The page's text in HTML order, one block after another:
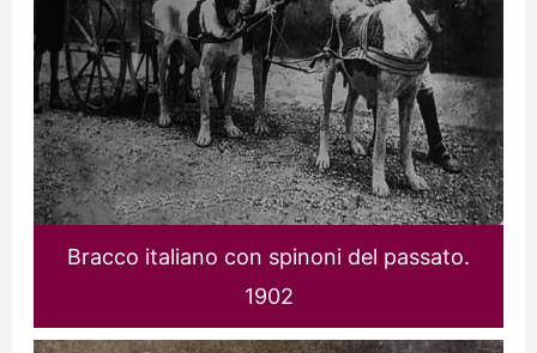
Bracco italiano con spinoni del passato.
1902